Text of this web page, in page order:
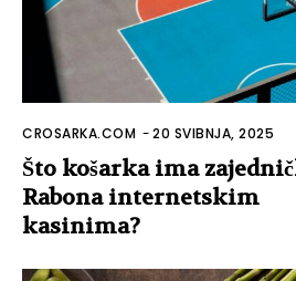
CROSARKA.COM -20 SVIBNJA, 2025
Što košarka ima
Rabona internetskim
kasinima?